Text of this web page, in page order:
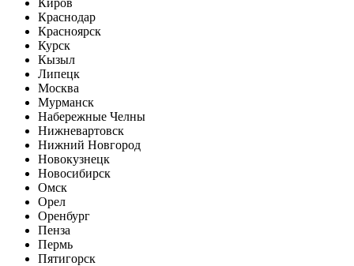
Краснодар
Красноярск
Курск
Кызыл
Липецк
Москва
Мурманск
Набережные Челны
Нижневартовск
Нижний Новгород
Новокузнецк
Новосибирск
Омск
Орел
Оренбург
Пенза
Пермь
Пятигорск